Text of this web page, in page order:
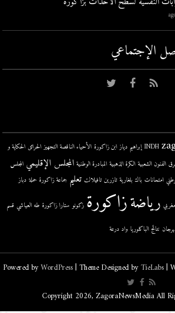
اﻹجتماعي
INDH إبراهيم دياز ابن زاكورة الأحياء الناقصة التجهيز الحرائق الحكاية و
الفنون الشعبية الكرة الذهبية المبادرة الوطنية المجلس الإقليمي المجلس
امتحانات باك بلغارية تازرين تافيلالت تعليم جماعة زاكورة حملة دباز
رياضةزاكورة زكونو ستارا زاكورة طه العياشي قسم
نتائج الباكلوريا واد درعة
Powered byWordPress| Theme Designed byTieLabs|